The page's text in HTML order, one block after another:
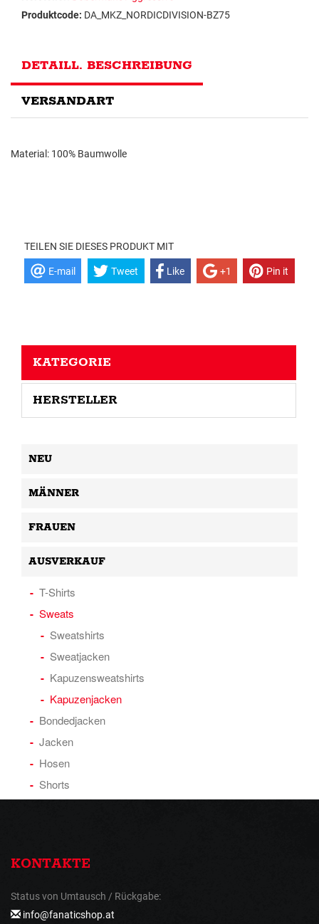
Produktcode: DA_MKZ_NORDICDIVISION-BZ75
DETAILL. BESCHREIBUNG
VERSANDART
Material: 100% Baumwolle
TEILEN SIE DIESES PRODUKT MIT
E-mail Tweet Like +1 Pin it
KATEGORIE
HERSTELLER
NEU
MÄNNER
FRAUEN
AUSVERKAUF
T-Shirts
Sweats
Sweatshirts
Sweatjacken
Kapuzensweatshirts
Kapuzenjacken
Bondedjacken
Jacken
Hosen
Shorts
KONTAKTE
Status von Umtausch / Rückgabe:
info@fanaticshop.at